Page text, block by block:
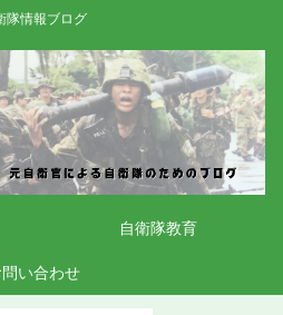
隊情報ブログ
自衛隊教育
問い合わせ